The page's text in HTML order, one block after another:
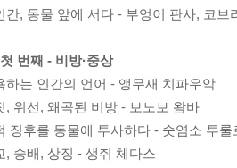
간, 동물 앞에 서다 - 부엉이 판사, 코브
번째 - 비방·중상
하는 인간의 언어 - 앵무새 치파우악
, 위선, 왜곡된 비방 - 보노보 왐바
징후를 동물에 투사하다 - 숫염소 투룰
, 숭배, 상징 - 생쥐 체다스